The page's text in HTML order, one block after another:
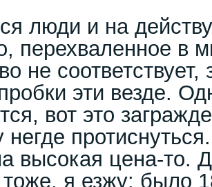
люди и на
перехваленное в
не
эти везде.
вот это
негде
высокая цена-то.
я езжу: было